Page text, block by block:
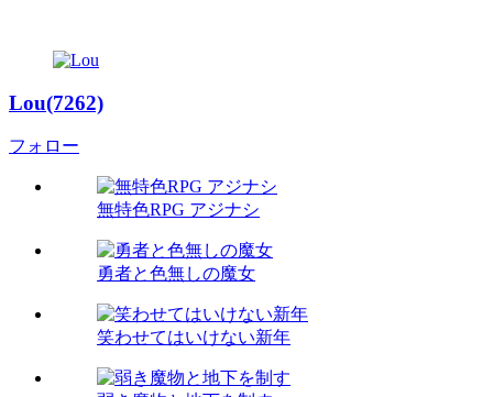
Lou(7262)
フォロー
無特色RPG アジナシ
勇者と色無しの魔女
笑わせてはいけない新年